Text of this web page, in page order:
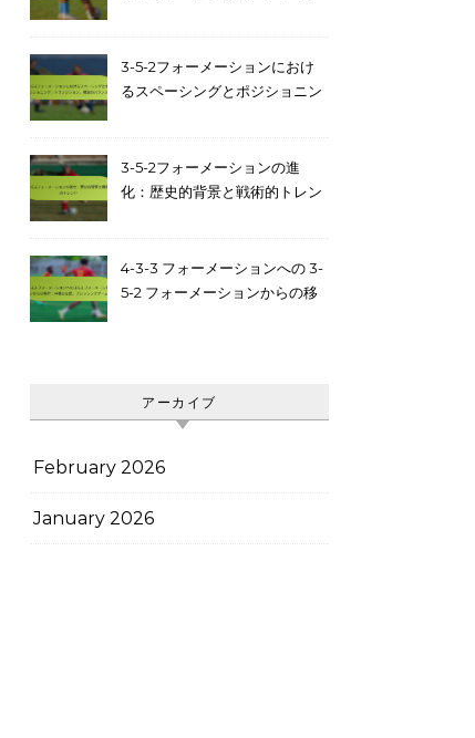
3-5-2フォーメーションにおけ
るスペーシングとポジショニン
3-5-2フォーメーションの進
化：歴史的背景と戦術的トレン
4-3-3 フォーメーションへの 3-
5-2 フォーメーションからの移
アーカイブ
February 2026
January 2026